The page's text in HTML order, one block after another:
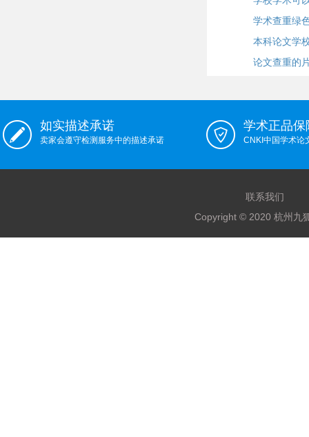
学术查重绿
本科论文学
论文查重的
如实描述承诺
卖家会遵守检测服务中的描述承诺
学术正品保
CNKI中国学术论
联系我们
Copyright © 2020 杭州九